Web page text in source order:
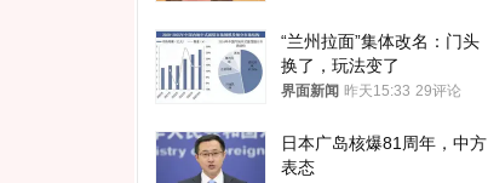
“兰州拉面”集体改名：门头
换了，玩法变了
界面新闻 昨天15:33 29评论
日本广岛核爆81周年，中方
表态